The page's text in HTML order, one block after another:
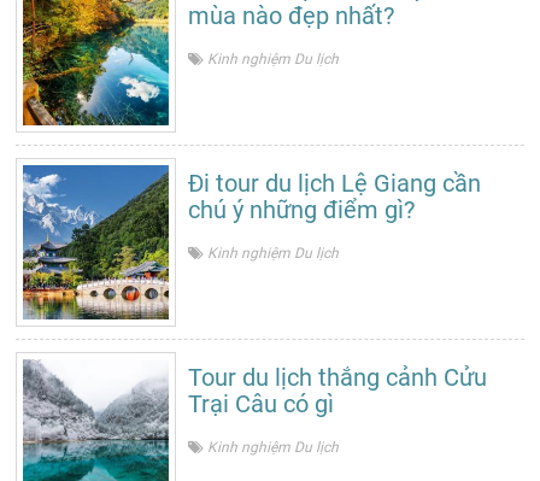
mùa nào đẹp nhất?
Kinh nghiệm Du lịch
Đi tour du lịch Lệ Giang cần
chú ý những điểm gì?
Kinh nghiệm Du lịch
Tour du lịch thắng cảnh Cửu
Trại Câu có gì
Kinh nghiệm Du lịch